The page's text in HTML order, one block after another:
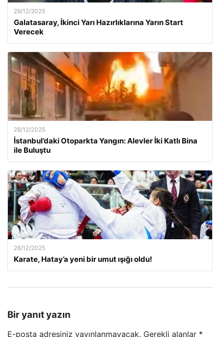
29/12/2025
Galatasaray, İkinci Yarı Hazırlıklarına Yarın Start
Verecek
28/12/2025
İstanbul’daki Otoparkta Yangın: Alevler İki Katlı Bina
ile Buluştu
28/12/2025
Karate, Hatay’a yeni bir umut ışığı oldu!
Bir yanıt yazın
E-posta adresiniz yayınlanmayacak. Gerekli alanlar *